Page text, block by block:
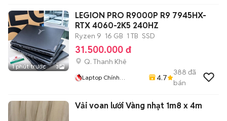
1 phút trước 3
LEGION PRO R9000P R9 7945HX-
RTX 4060-2K5 240HZ
Ryzen 9 16 GB 1 TB SSD
31.500.000 đ
Q. Thanh Khê
Laptop Chính
4.7
388 đã
bán
Vải voan lưới Vàng nhạt 1m8 x 4m